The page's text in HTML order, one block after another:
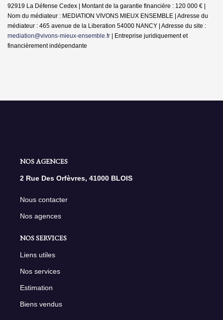
92919 La Défense Cedex | Montant de la garantie financière : 120 000 € |
Nom du médiateur : MEDIATION VIVONS MIEUX ENSEMBLE | Adresse du
médiateur : 465 avenue de la Liberation 54000 NANCY | Adresse du site :
mediation@vivons-mieux-ensemble.fr | Entreprise juridiquement et
financièrement indépendante
NOS AGENCES
2 Rue Des Orfèvres, 41000 BLOIS
Nous contacter
Nos agences
NOS SERVICES
Liens utiles
Nos services
Estimation
Biens vendus